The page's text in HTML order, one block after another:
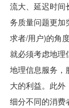
流大、延迟时间
务质量问题更加
求者/用户)的角
就必须考虑地理
地理信息服务，
大的利益。此
细分不同的消费